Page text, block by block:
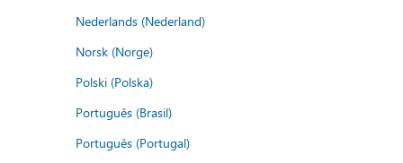
Nederlands (Nederland)
Norsk (Norge)
Polski (Polska)
Português (Brasil)
Português (Portugal)